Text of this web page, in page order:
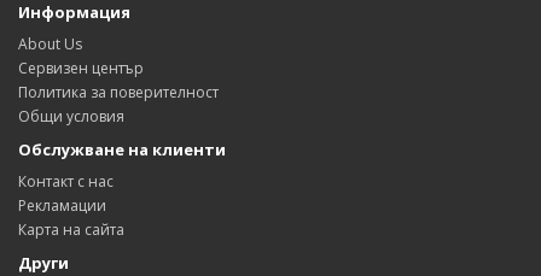
Информация
About Us
Сервизен център
Политика за поверителност
Общи условия
Обслужване на клиенти
Контакт с нас
Рекламации
Карта на сайта
Други